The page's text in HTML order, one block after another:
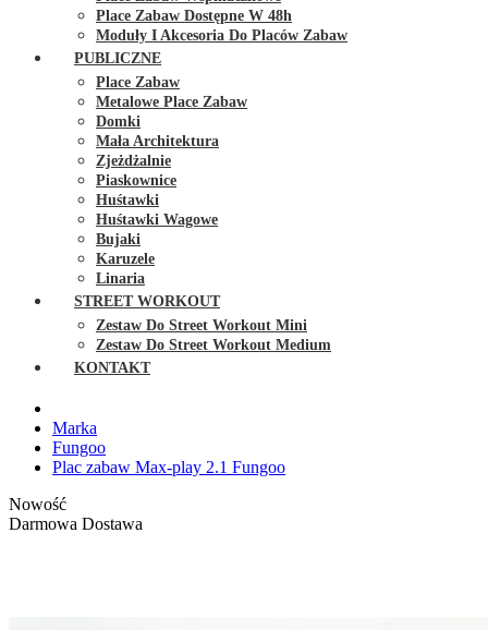
Place Zabaw Dostępne W 48h
Moduły I Akcesoria Do Placów Zabaw
PUBLICZNE
Place Zabaw
Metalowe Place Zabaw
Domki
Mała Architektura
Zjeżdżalnie
Piaskownice
Huśtawki
Huśtawki Wagowe
Bujaki
Karuzele
Linaria
STREET WORKOUT
Zestaw Do Street Workout Mini
Zestaw Do Street Workout Medium
KONTAKT
Marka
Fungoo
Plac zabaw Max-play 2.1 Fungoo
Nowość
Darmowa Dostawa